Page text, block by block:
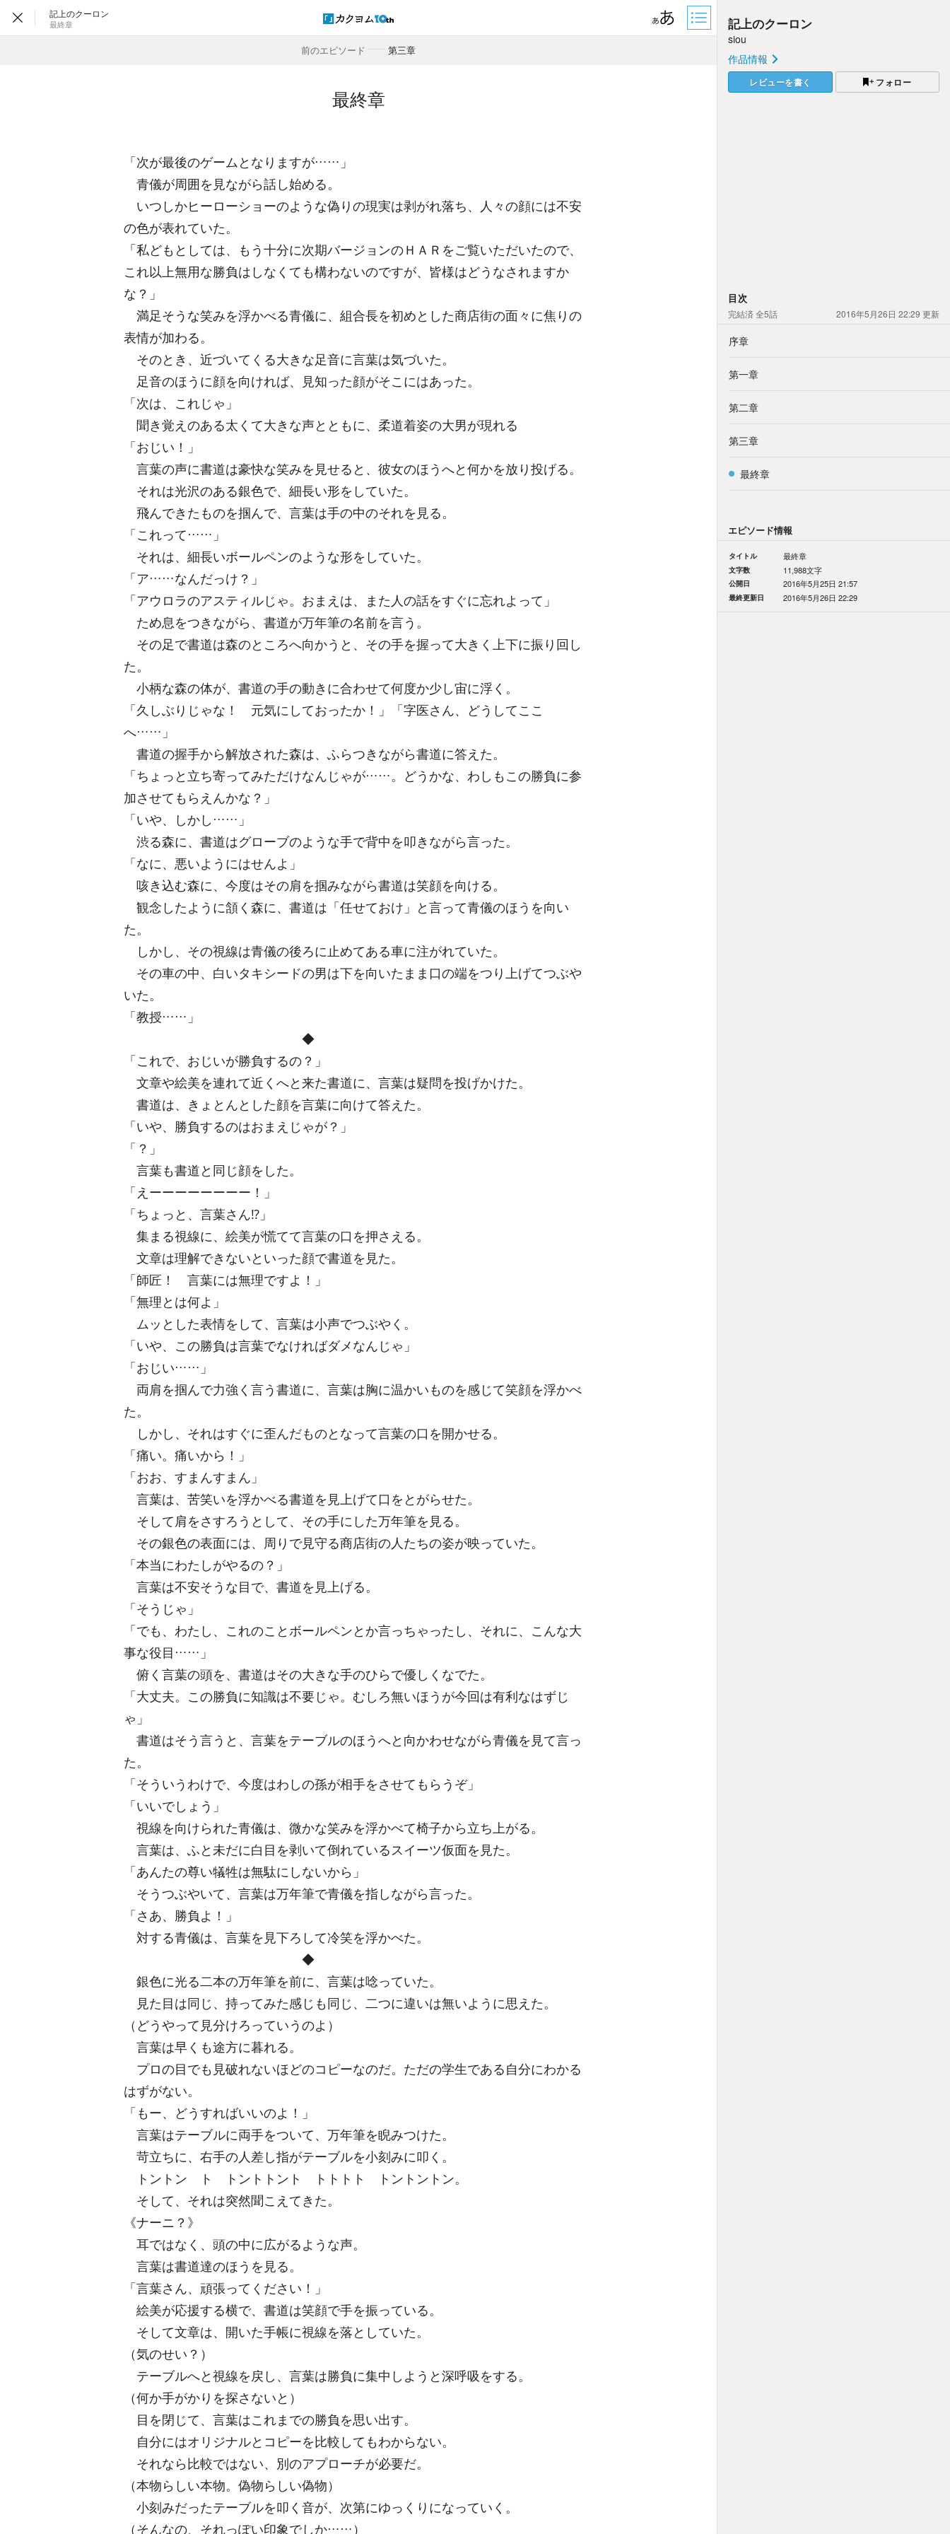
記上のクーロン
最終章
前のエピソード
―― 第三章
最終章
「次が最後のゲームとなりますが……」
青儀が周囲を見ながら話し始める。
いつしかヒーローショーのような偽りの現実は剥がれ落ち、人々の顔には不安
の色が表れていた。
「私どもとしては、もう十分に次期バージョンのＨＡＲをご覧いただいたので、
これ以上無用な勝負はしなくても構わないのですが、皆様はどうなされますか
な？」
満足そうな笑みを浮かべる青儀に、組合長を初めとした商店街の面々に焦りの
表情が加わる。
そのとき、近づいてくる大きな足音に言葉は気づいた。
足音のほうに顔を向ければ、見知った顔がそこにはあった。
「次は、これじゃ」
聞き覚えのある太くて大きな声とともに、柔道着姿の大男が現れる
「おじい！」
言葉の声に書道は豪快な笑みを見せると、彼女のほうへと何かを放り投げる。
それは光沢のある銀色で、細長い形をしていた。
飛んできたものを掴んで、言葉は手の中のそれを見る。
「これって……」
それは、細長いボールペンのような形をしていた。
「ア……なんだっけ？」
「アウロラのアスティルじゃ。おまえは、また人の話をすぐに忘れよって」
ため息をつきながら、書道が万年筆の名前を言う。
その足で書道は森のところへ向かうと、その手を握って大きく上下に振り回し
た。
小柄な森の体が、書道の手の動きに合わせて何度か少し宙に浮く。
「久しぶりじゃな！ 元気にしておったか！」「字医さん、どうしてここ
へ……」
書道の握手から解放された森は、ふらつきながら書道に答えた。
「ちょっと立ち寄ってみただけなんじゃが……。どうかな、わしもこの勝負に参
加させてもらえんかな？」
「いや、しかし……」
渋る森に、書道はグローブのような手で背中を叩きながら言った。
「なに、悪いようにはせんよ」
咳き込む森に、今度はその肩を掴みながら書道は笑顔を向ける。
観念したように頷く森に、書道は「任せておけ」と言って青儀のほうを向い
た。
しかし、その視線は青儀の後ろに止めてある車に注がれていた。
その車の中、白いタキシードの男は下を向いたまま口の端をつり上げてつぶや
いた。
「教授……」
◆
「これで、おじいが勝負するの？」
文章や絵美を連れて近くへと来た書道に、言葉は疑問を投げかけた。
書道は、きょとんとした顔を言葉に向けて答えた。
「いや、勝負するのはおまえじゃが？」
「？」
言葉も書道と同じ顔をした。
「えーーーーーーーー！」
「ちょっと、言葉さん⁉」
集まる視線に、絵美が慌てて言葉の口を押さえる。
文章は理解できないといった顔で書道を見た。
「師匠！ 言葉には無理ですよ！」
「無理とは何よ」
ムッとした表情をして、言葉は小声でつぶやく。
「いや、この勝負は言葉でなければダメなんじゃ」
「おじい……」
両肩を掴んで力強く言う書道に、言葉は胸に温かいものを感じて笑顔を浮かべ
た。
しかし、それはすぐに歪んだものとなって言葉の口を開かせる。
「痛い。痛いから！」
「おお、すまんすまん」
言葉は、苦笑いを浮かべる書道を見上げて口をとがらせた。
そして肩をさすろうとして、その手にした万年筆を見る。
その銀色の表面には、周りで見守る商店街の人たちの姿が映っていた。
「本当にわたしがやるの？」
言葉は不安そうな目で、書道を見上げる。
「そうじゃ」
「でも、わたし、これのことボールペンとか言っちゃったし、それに、こんな大
事な役目……」
俯く言葉の頭を、書道はその大きな手のひらで優しくなでた。
「大丈夫。この勝負に知識は不要じゃ。むしろ無いほうが今回は有利なはずじ
ゃ」
書道はそう言うと、言葉をテーブルのほうへと向かわせながら青儀を見て言っ
た。
「そういうわけで、今度はわしの孫が相手をさせてもらうぞ」
「いいでしょう」
視線を向けられた青儀は、微かな笑みを浮かべて椅子から立ち上がる。
言葉は、ふと未だに白目を剥いて倒れているスイーツ仮面を見た。
「あんたの尊い犠牲は無駄にしないから」
そうつぶやいて、言葉は万年筆で青儀を指しながら言った。
「さあ、勝負よ！」
対する青儀は、言葉を見下ろして冷笑を浮かべた。
◆
銀色に光る二本の万年筆を前に、言葉は唸っていた。
見た目は同じ、持ってみた感じも同じ、二つに違いは無いように思えた。
（どうやって見分けろっていうのよ）
言葉は早くも途方に暮れる。
プロの目でも見破れないほどのコピーなのだ。ただの学生である自分にわかる
はずがない。
「もー、どうすればいいのよ！」
言葉はテーブルに両手をついて、万年筆を睨みつけた。
苛立ちに、右手の人差し指がテーブルを小刻みに叩く。
トントン ト トントトント トトトト トントントン。
そして、それは突然聞こえてきた。
《ナーニ？》
耳ではなく、頭の中に広がるような声。
言葉は書道達のほうを見る。
「言葉さん、頑張ってください！」
絵美が応援する横で、書道は笑顔で手を振っている。
そして文章は、開いた手帳に視線を落としていた。
（気のせい？）
テーブルへと視線を戻し、言葉は勝負に集中しようと深呼吸をする。
（何か手がかりを探さないと）
目を閉じて、言葉はこれまでの勝負を思い出す。
自分にはオリジナルとコピーを比較してもわからない。
それなら比較ではない、別のアプローチが必要だ。
（本物らしい本物。偽物らしい偽物）
小刻みだったテーブルを叩く音が、次第にゆっくりになっていく。
（そんなの、それっぽい印象でしか……）
記上のクーロン
siou
作品情報
レビューを書く フォロー
目次
完結済全5話 2016年5月26日 22:29 更新
序章
第一章
第二章
第三章
最終章
エピソード情報
タイトル 最終章
文字数 11,988文字
公開日 2016年5月25日 21:57
最終更新日 2016年5月26日 22:29